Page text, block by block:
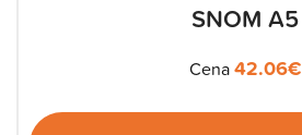
SNOM A5
Cena42.06€